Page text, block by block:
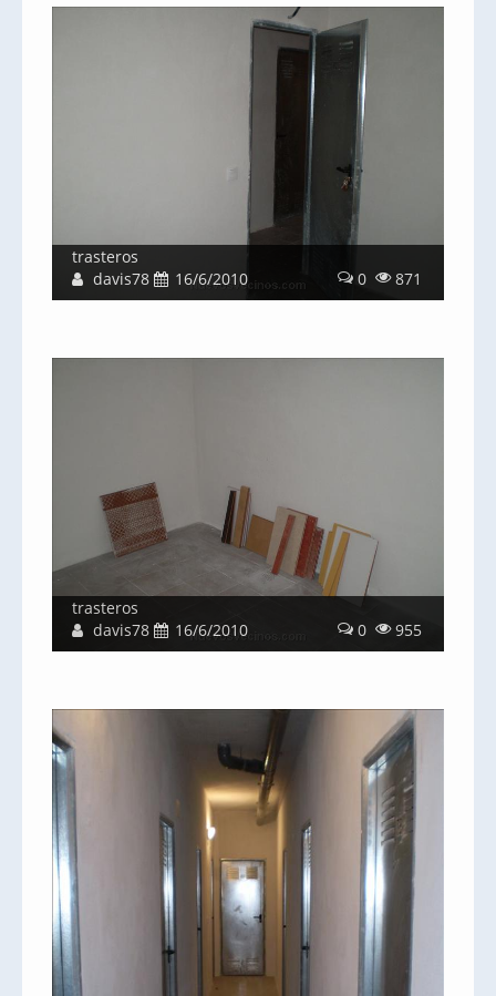
trasteros
davis78
16/6/2010 0 871
trasteros
davis78
16/6/2010 0 955